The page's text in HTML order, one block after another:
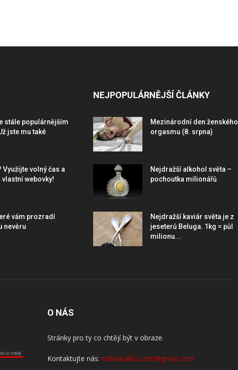
stále populárnějším
jste mu také
Využijte volný čas a
webovky!
vám prozradí
nevěru
NEJPOPULÁRNĚJŠÍ ČLÁNKY
Mezinárodní den ženského
orgasmu (8. srpna)
Nejdražší alkohol světa –
pochoutka milionářů
Nejdražší kaviár světa je z
jeseterů Beluga. 1kg = půl
milionu...
O NÁS
Stránky pro ty co chtějí být v obraze.
Kontaktujte nás: individualita.com@gmail.com